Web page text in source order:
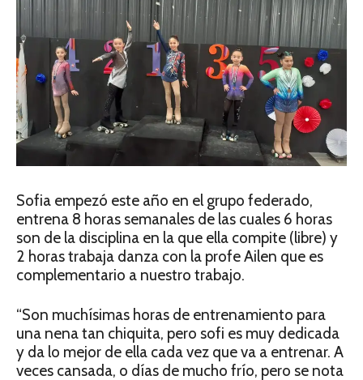
Sofia empezó este año en el grupo federado,
entrena 8 horas semanales de las cuales 6 horas
son de la disciplina en la que ella compite (libre) y
2 horas trabaja danza con la profe Ailen que es
complementario a nuestro trabajo.
“Son muchísimas horas de entrenamiento para
una nena tan chiquita, pero sofi es muy dedicada
y da lo mejor de ella cada vez que va a entrenar. A
veces cansada, o días de mucho frío, pero se nota